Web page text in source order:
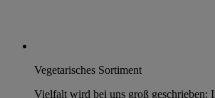
Vegetarisches Sortiment
Vielfalt wird bei uns groß geschrieben: